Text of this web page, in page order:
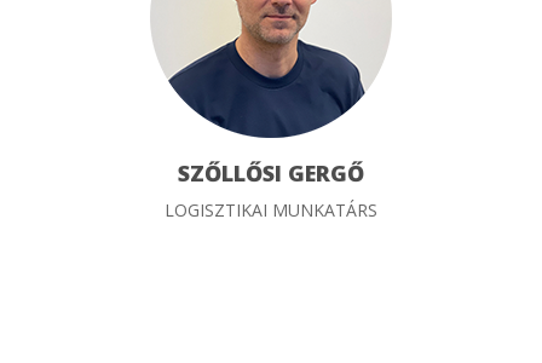
SZŐLLŐSI GERGŐ
LOGISZTIKAI MUNKATÁRS